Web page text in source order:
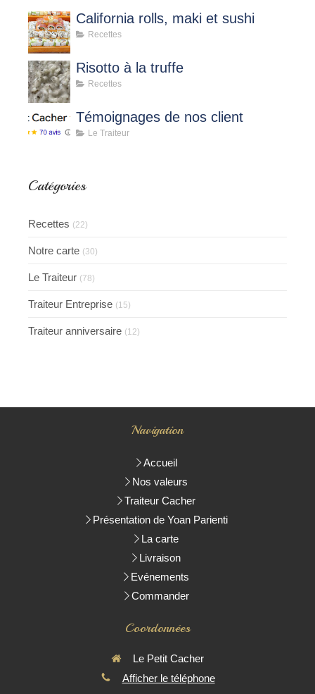
California rolls, maki et sushi
Recettes
Risotto à la truffe
Recettes
Témoignages de nos client
Le Traiteur
Catégories
Recettes (22)
Notre carte (30)
Le Traiteur (78)
Traiteur Entreprise (15)
Traiteur anniversaire (12)
Navigation
Accueil
Nos valeurs
Traiteur Cacher
Présentation de Yoan Parienti
La carte
Livraison
Evénements
Commander
Coordonnées
Le Petit Cacher
Afficher le téléphone